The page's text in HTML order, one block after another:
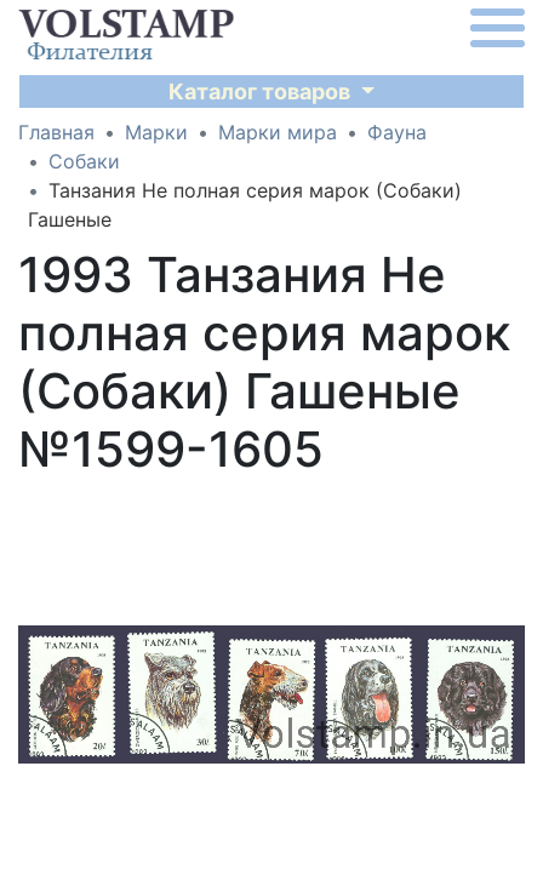
Каталог товаров
Главная Марки Марки мира
Фауна
Собаки
Танзания Не полная серия марок (Собаки)
Гашеные
1993 Танзания Не
полная серия марок
(Собаки) Гашеные
№1599-1605